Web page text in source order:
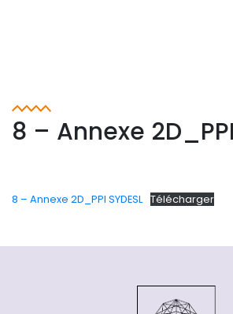
8 – Annexe 2D_PPI
8 – Annexe 2D_PPI SYDESL Télécharger